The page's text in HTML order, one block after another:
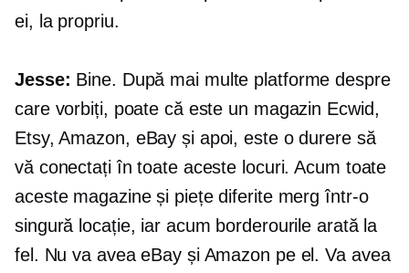
ei, la propriu.
Jesse: Bine. După mai multe platforme despre
care vorbiți, poate că este un magazin Ecwid,
Etsy, Amazon, eBay și apoi, este o durere să
vă conectați în toate aceste locuri. Acum toate
aceste magazine și piețe diferite merg într-o
singură locație, iar acum borderourile arată la
fel. Nu va avea eBay și Amazon pe el. Va avea